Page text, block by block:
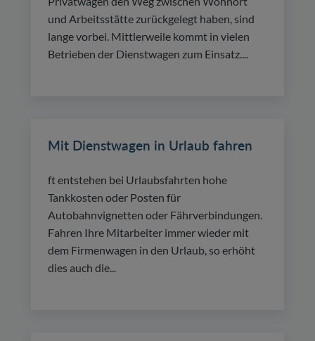
und Arbeitsstätte zurückgelegt haben, sind
lange vorbei. Mittlerweile kommt in vielen
Betrieben der Dienstwagen zum Einsatz....
Mit Dienstwagen in Urlaub fahren
ft entstehen bei Urlaubsfahrten hohe
Tankkosten oder Posten für
Autobahnvignetten oder Fährverbindungen.
Fahren Ihre Mitarbeiter immer wieder mit
dem Firmenwagen in den Urlaub, so erhöht
dies auch die...